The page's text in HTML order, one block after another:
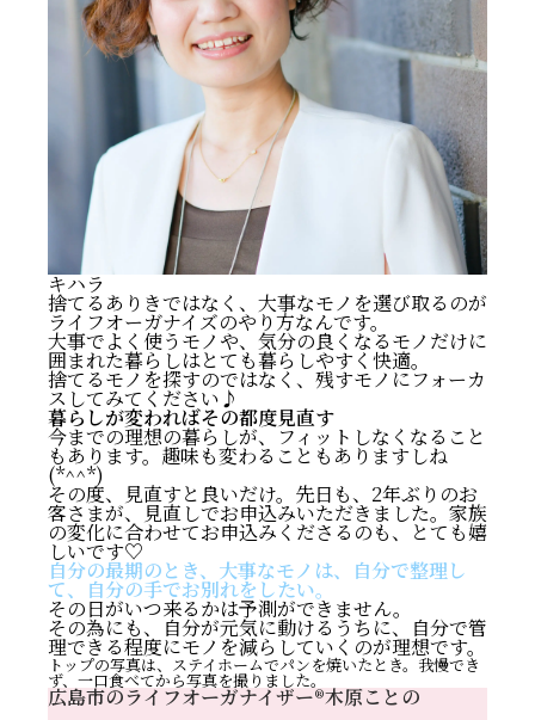
キハラ
捨てるありきではなく、大事なモノを選び取るのが
ライフオーガナイズのやり方なんです。
大事でよく使うモノや、気分の良くなるモノだけに
囲まれた暮らしはとても暮らしやすく快適。
捨てるモノを探すのではなく、残すモノにフォーカ
スしてみてください♪
暮らしが変わればその都度見直す
今までの理想の暮らしが、フィットしなくなること
もあります。趣味も変わることもありますしね
(*^^*)
その度、見直すと良いだけ。先日も、2年ぶりのお
客さまが、見直しでお申込みいただきました。家族
の変化に合わせてお申込みくださるのも、とても嬉
しいです♡
自分の最期のとき、大事なモノは、自分で整理し
て、自分の手でお別れをしたい。
その日がいつ来るかは予測ができません。
その為にも、自分が元気に動けるうちに、自分で管
理できる程度にモノを減らしていくのが理想です。
トップの写真は、ステイホームでパンを焼いたとき。我慢でき
ず、一口食べてから写真を撮りました。
広島市のライフオーガナイザー®️木原ことの